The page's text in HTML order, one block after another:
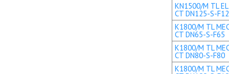
KN1500/M TL
CT DN125-S-
K1800/M TL
CT DN65-S-F65
K1800/M TL
CT DN80-S-F80
K1800/M TL